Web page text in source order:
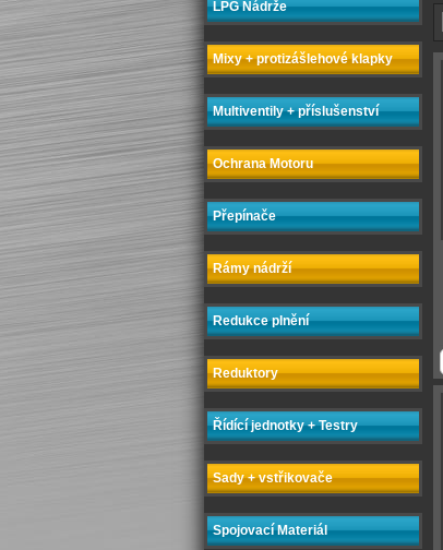
LPG Nádrže
Mixy + protizášlehové klapky
Multiventily + příslušenství
Ochrana Motoru
Přepínače
Rámy nádrží
Redukce plnění
Reduktory
Řídící jednotky + Testry
Sady + vstřikovače
Spojovací Materiál